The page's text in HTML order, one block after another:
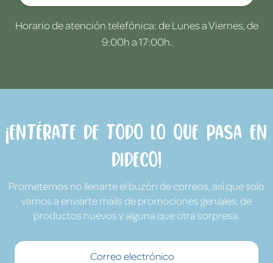
Horario de atención telefónica: de Lunes a Viernes, de
9:00h a 17:00h.
¡Entérate de todo lo que pasa en
Dideco!
Prometemos no llenarte el buzón de correos, así que solo
vamos a enviarte mails de promociones geniales, de
productos nuevos y alguna que otra sorpresa.